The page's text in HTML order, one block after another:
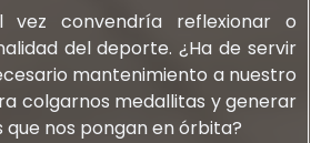
convendría reflexionar o
del deporte. ¿Ha de servir
mantenimiento a nuestro
colgarnos medallitas y generar
nos pongan en órbita?